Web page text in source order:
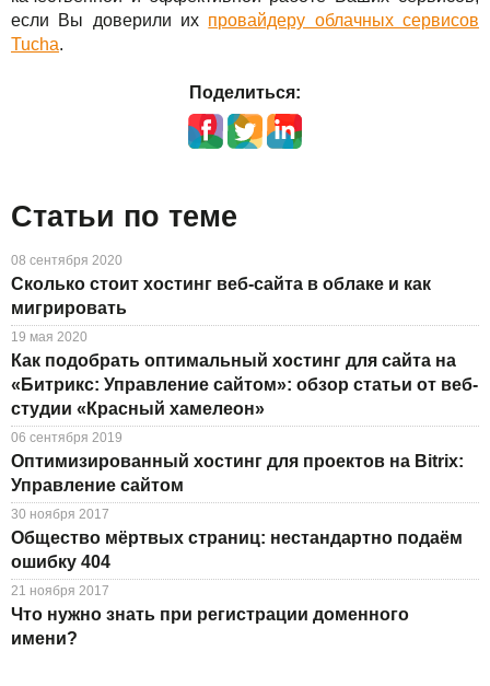
если Вы доверили их провайдеру облачных сервисов
Tucha.
Поделиться:
Статьи по теме
08 сентября 2020
Сколько стоит хостинг веб-сайта в облаке и как
мигрировать
19 мая 2020
Как подобрать оптимальный хостинг для сайта на
«Битрикс: Управление сайтом»: обзор статьи от веб-
студии «Красный хамелеон»
06 сентября 2019
Оптимизированный хостинг для проектов на Bitrix:
Управление сайтом
30 ноября 2017
Общество мёртвых страниц: нестандартно подаём
ошибку 404
21 ноября 2017
Что нужно знать при регистрации доменного
имени?